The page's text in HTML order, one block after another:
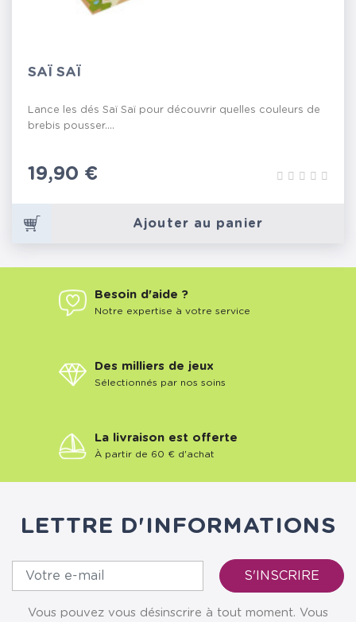
SAÏ SAÏ
Lance les dés Saï Saï pour découvrir quelles couleurs de
brebis pousser....
Prix
19,90 €
Ajouter au panier
Besoin d'aide ?
Notre expertise à votre service
Des milliers de jeux
Sélectionnés par nos soins
La livraison est offerte
À partir de 60 € d'achat
LETTRE D'INFORMATIONS
Vous pouvez vous désinscrire à tout moment. Vous